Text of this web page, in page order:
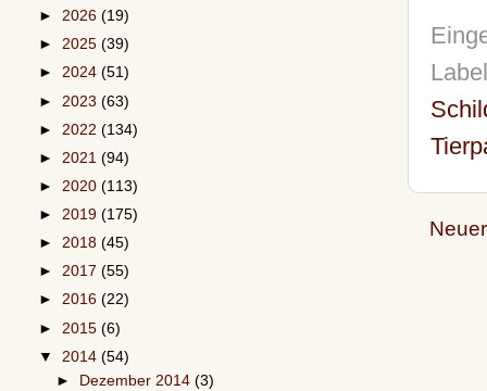
► 2026 (19)
► 2025 (39)
► 2024 (51)
► 2023 (63)
► 2022 (134)
► 2021 (94)
► 2020 (113)
► 2019 (175)
► 2018 (45)
► 2017 (55)
► 2016 (22)
► 2015 (6)
▼ 2014 (54)
►
Dezember 2014(3)